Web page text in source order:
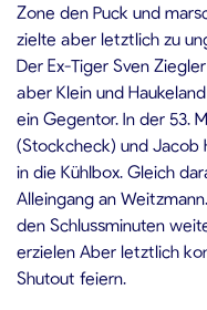
Zone den Puck und
zielte aber letztlich zu
Der Ex-Tiger Sven
aber Klein und
ein Gegentor. In der 53.
(Stockcheck) und Jacob
in die Kühlbox. Gleich
Alleingang an
den Schlussminuten
erzielen Aber letztlich
Shutout feiern.